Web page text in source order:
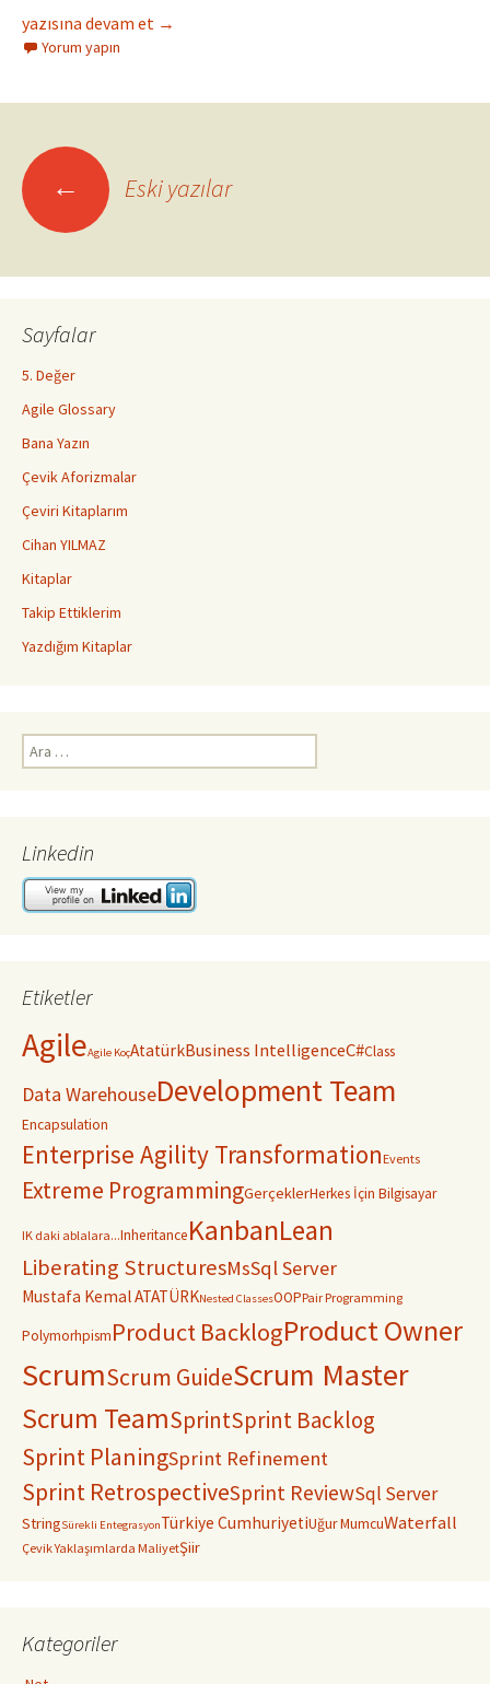
Birleşik ~ Özerklik
yazısına devam et →
Yorum yapın
Yazı
dolaşımı
← Eski yazılar
Sayfalar
5. Değer
Agile Glossary
Bana Yazın
Çevik Aforizmalar
Çeviri Kitaplarım
Cihan YILMAZ
Kitaplar
Takip Ettiklerim
Yazdığım Kitaplar
Arama:
Linkedin
Etiketler
AgileAgile KoçAtatürkBusiness IntelligenceC#Class
Data WarehouseDevelopment Team
Encapsulation
Enterprise Agility TransformationEvents
Extreme ProgrammingGerçeklerHerkes İçin Bilgisayar
IK daki ablalara...InheritanceKanbanLean
Liberating StructuresMsSql Server
Mustafa Kemal ATATÜRKNested ClassesOOPPair Programming
PolymorhpismProduct BacklogProduct Owner
ScrumScrum GuideScrum Master
Scrum TeamSprintSprint Backlog
Sprint PlaningSprint Refinement
Sprint RetrospectiveSprint ReviewSql Server
StringSürekli EntegrasyonTürkiye CumhuriyetiUğur MumcuWaterfall
Çevik Yaklaşımlarda MaliyetŞiir
Kategoriler